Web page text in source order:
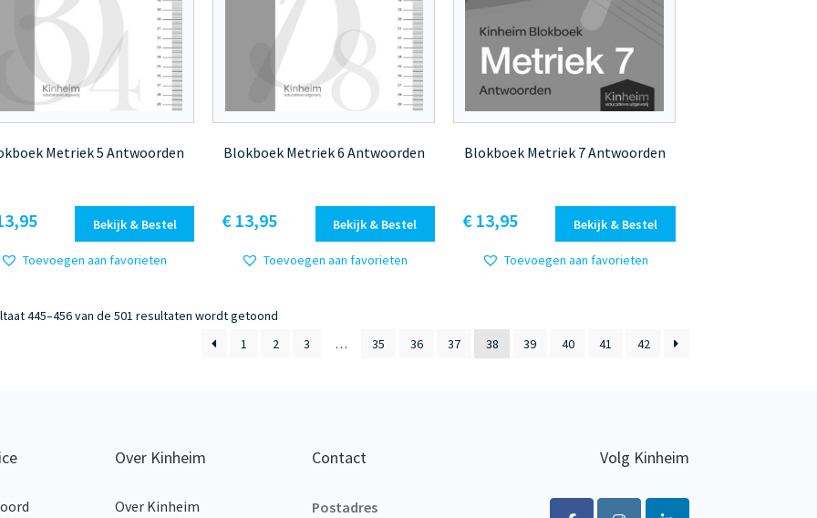
Metriek 5 Antwoorden
Bekijk & Bestel
Toevoegen aan favorieten
Blokboek Metriek 6 Antwoorden
€ 13,95 Bekijk & Bestel
Toevoegen aan favorieten
Blokboek Metriek 7 Antwoorden
€ 13,95 Bekijk & Bestel
Toevoegen aan favorieten
445–456 van de 501 resultaten wordt getoondGesorteerd
1 2 3 … 35 36 37 38 39 40 41 42
Over Kinheim
Over Kinheim
Contact
Postadres
Volg Kinheim